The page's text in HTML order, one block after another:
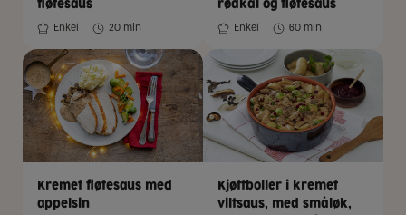
fløtesaus
Enkel 20 min
rødkål og fløtesaus
Enkel 60 min
Kremet fløtesaus med
appelsin
Kjøttboller i kremet
viltsaus, med småløk,